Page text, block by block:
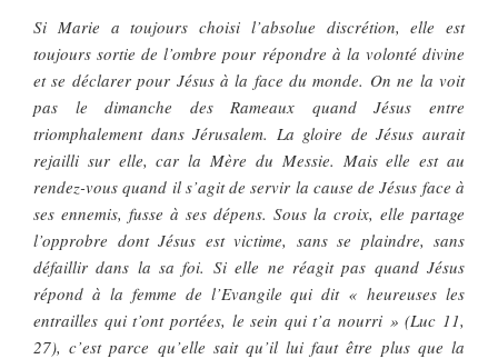
Si Marie a toujours choisi l’absolue discrétion, elle est
toujours sortie de l’ombre pour répondre à la volonté divine
et se déclarer pour Jésus à la face du monde. On ne la voit
pas le dimanche des Rameaux quand Jésus entre
triomphalement dans Jérusalem. La gloire de Jésus aurait
rejailli sur elle, car la Mère du Messie. Mais elle est au
rendez-vous quand il s’agit de servir la cause de Jésus face à
ses ennemis, fusse à ses dépens. Sous la croix, elle partage
l’opprobre dont Jésus est victime, sans se plaindre, sans
défaillir dans la sa foi. Si elle ne réagit pas quand Jésus
répond à la femme de l’Evangile qui dit « heureuses les
entrailles qui t’ont portées, le sein qui t’a nourri » (Luc 11,
27), c’est parce qu’elle sait qu’il lui faut être plus que la